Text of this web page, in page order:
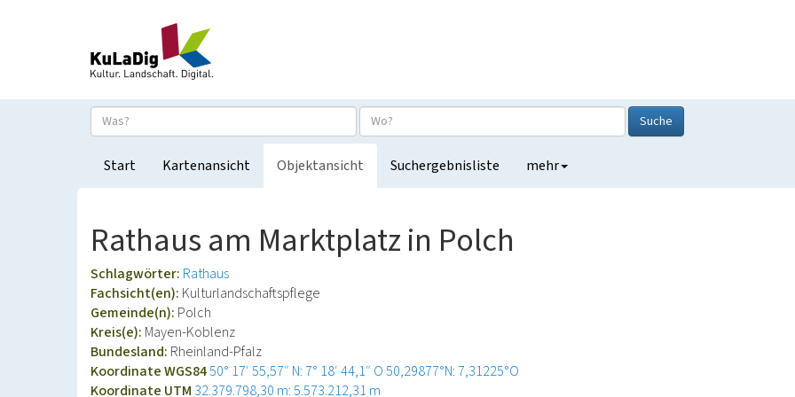
Suche
Start Kartenansicht Objektansicht Suchergebnisliste mehr
Rathaus am Marktplatz in Polch
Schlagwörter: Rathaus
Fachsicht(en): Kulturlandschaftspflege
Gemeinde(n): Polch
Kreis(e): Mayen-Koblenz
Bundesland: Rheinland-Pfalz
Koordinate WGS8450° 17′ 55,57″ N: 7° 18′ 44,1″ O50,29877°N: 7,31225°O
Koordinate UTM 32.379.798,30 m: 5.573.212,31 m